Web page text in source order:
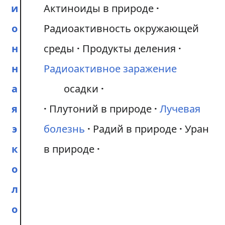
и
о
н
н
а
я
э
к
о
л
о
Актиноиды в природе
Радиоактивность окружающей
среды
Продукты деления
Радиоактивное заражение
осадки
Плутоний в природе Лучевая
болезнь
Радий в природе Уран
в природе